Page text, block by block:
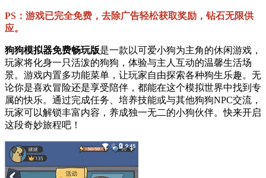
PS：游戏已完全免费，去除广告轻松获取奖励，钻石无限供
应。
狗狗模拟器免费畅玩版是一款以可爱小狗为主角的休闲游戏，
玩家将化身一只活泼的狗狗，体验与主人互动的温馨生活场
景。游戏内置多功能菜单，让玩家自由探索各种狗生乐趣。无
论你是喜欢冒险还是享受陪伴，都能在这个模拟世界中找到专
属的快乐。通过完成任务、培养技能或与其他狗狗NPC交流，
玩家可以解锁丰富内容，养成独一无二的小狗伙伴。快来开启
这段奇妙旅程吧！